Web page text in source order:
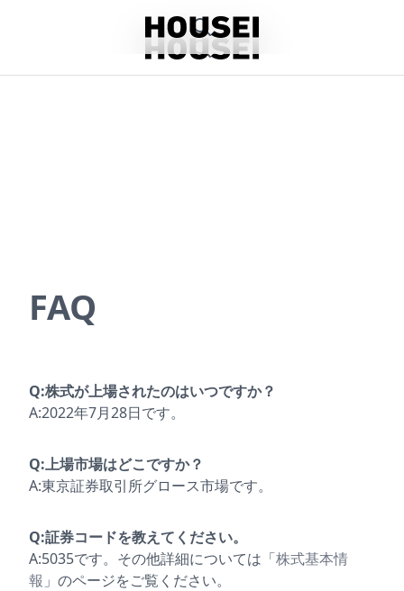
FAQ
Q:株式が上場されたのはいつですか？
A:2022年7月28日です。
Q:上場市場はどこですか？
A:東京証券取引所グロース市場です。
Q:証券コードを教えてください。
A:5035です。その他詳細については「株式基本情
報 」のページをご覧ください。